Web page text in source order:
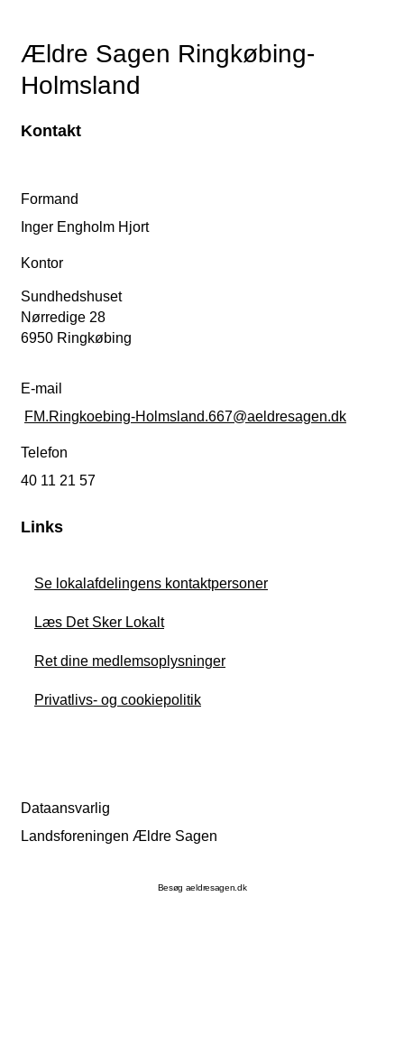
Ældre Sagen Ringkøbing-
Holmsland
Kontakt
Formand
Inger Engholm Hjort
Kontor
Sundhedshuset
Nørredige 28
6950 Ringkøbing
E-mail
FM.Ringkoebing-Holmsland.667@aeldresagen.dk
Telefon
40 11 21 57
Links
Se lokalafdelingens kontaktpersoner
Læs Det Sker Lokalt
Ret dine medlemsoplysninger
Privatlivs- og cookiepolitik
Dataansvarlig
Landsforeningen Ældre Sagen
Besøg aeldresagen.dk